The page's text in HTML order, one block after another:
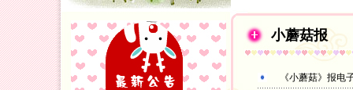
小蘑菇报
《小蘑菇》报电